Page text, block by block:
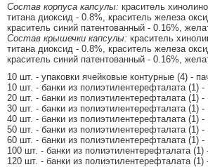
Состав корпуса капсулы: краситель
титана диоксид - 0.8%, краситель железа
краситель синий патентованный - 0.16%,
Состав крышечки капсулы: краситель
титана диоксид - 0.8%, краситель железа
краситель синий патентованный - 0.16%,
10 шт. - упаковки ячейковые контурные (4) -
10 шт. - банки из полиэтилентерефталата (1) -
20 шт. - банки из полиэтилентерефталата (1) -
30 шт. - банки из полиэтилентерефталата (1) -
40 шт. - банки из полиэтилентерефталата (1) -
50 шт. - банки из полиэтилентерефталата (1) -
60 шт. - банки из полиэтилентерефталата (1) -
100 шт. - банки из полиэтилентерефталата (1)
120 шт. - банки из полиэтилентерефталата (1)